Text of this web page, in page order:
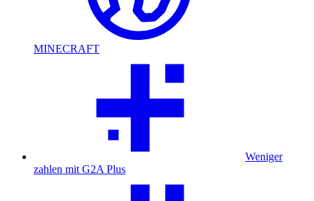
MINECRAFT
Weniger
zahlen mit G2A Plus